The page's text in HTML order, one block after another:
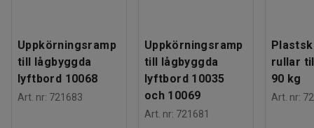
Uppkörningsramp
till lågbyggda
lyftbord 10068
Art. nr: 721683
Uppkörningsramp
till lågbyggda
lyftbord 10035
och 10069
Art. nr: 721681
rullar
90 kg
Art. nr: